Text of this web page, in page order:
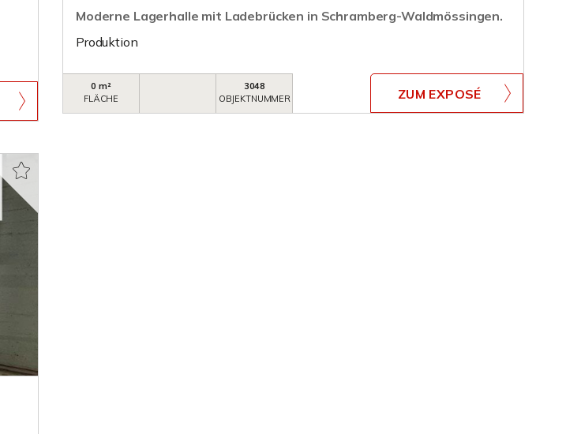
Moderne Lagerhalle mit Ladebrücken in Schramberg-Waldmössingen.
Produktion
0 m²
FLÄCHE
3048
OBJEKTNUMMER
ZUM EXPOSÉ